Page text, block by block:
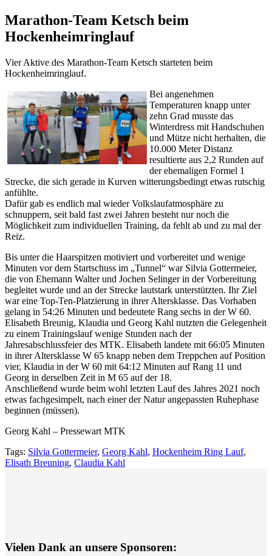
Marathon-Team Ketsch beim
Hockenheimringlauf
Vier Aktive des Marathon-Team Ketsch starteten beim
Hockenheimringlauf.
Bei angenehmen
Temperaturen knapp unter
zehn Grad musste das
Winterdress mit Handschuhen
und Mütze nicht herhalten, die
10.000 Meter Distanz
resultierte aus 2,2 Runden auf
der ehemaligen Formel 1
Strecke, die sich gerade in Kurven witterungsbedingt etwas rutschig
anfühlte.
Dafür gab es endlich mal wieder Volkslaufatmosphäre zu
schnuppern, seit bald fast zwei Jahren besteht nur noch die
Möglichkeit zum individuellen Training, da fehlt ab und zu mal der
Reiz.
Bis unter die Haarspitzen motiviert und vorbereitet und wenige
Minuten vor dem Startschuss im „Tunnel“ war Silvia Gottermeier,
die von Ehemann Walter und Jochen Selinger in der Vorbereitung
begleitet wurde und an der Strecke lautstark unterstützten. Ihr Ziel
war eine Top-Ten-Platzierung in ihrer Altersklasse. Das Vorhaben
gelang in 54:26 Minuten und bedeutete Rang sechs in der W 60.
Elisabeth Breunig, Klaudia und Georg Kahl nutzten die Gelegenheit
zu einem Trainingslauf wenige Stunden nach der
Jahresabschlussfeier des MTK. Elisabeth landete mit 66:05 Minuten
in ihrer Altersklasse W 65 knapp neben dem Treppchen auf Position
vier, Klaudia in der W 60 mit 64:12 Minuten auf Rang 11 und
Georg in derselben Zeit in M 65 auf der 18.
Anschließend wurde beim wohl letzten Lauf des Jahres 2021 noch
etwas fachgesimpelt, nach einer der Natur angepassten Ruhephase
beginnen (müssen).
Georg Kahl – Pressewart MTK
Tags: Silvia Gottermeier, Georg Kahl, Hockenheim Ring Lauf,
Elisath Breuning, Claudia Kahl
Vielen Dank an unsere Sponsoren: